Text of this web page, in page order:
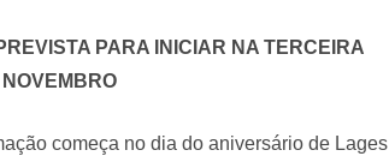
PARA INICIAR NA TERCEIRA
começa no dia do aniversário de Lages